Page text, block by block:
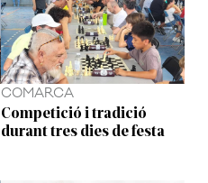
COMARCA
Competició i tradició
durant tres dies de festa